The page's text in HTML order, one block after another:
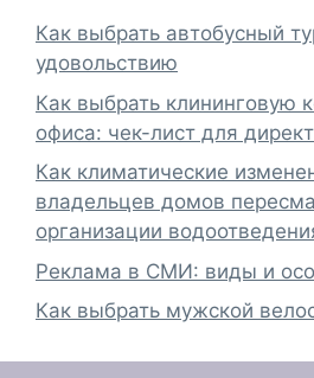
Как выбрать автобусный
удовольствию
Как выбрать клининговую
офиса: чек-лист для
Как климатические
владельцев домов
организации
Реклама в СМИ: виды и
Как выбрать мужской